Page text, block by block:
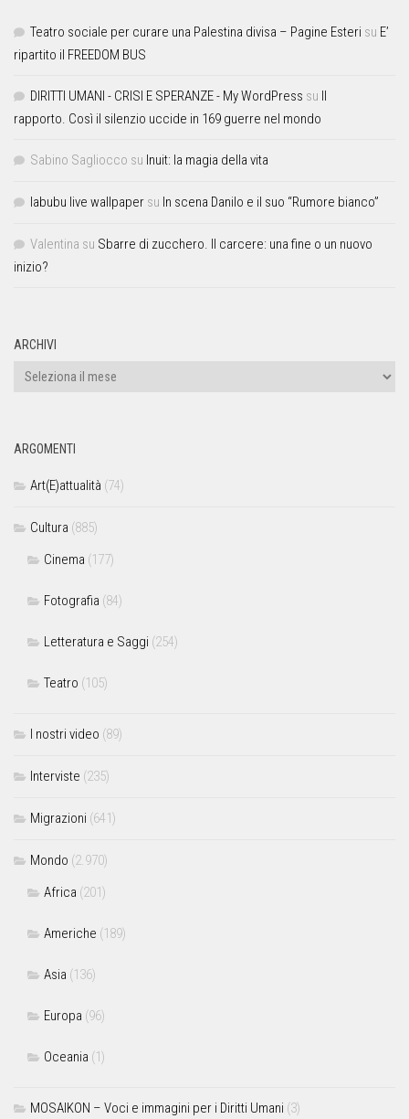
Teatro sociale per curare una Palestina divisa – Pagine Esteri su E’
ripartito il FREEDOM BUS
DIRITTI UMANI - CRISI E SPERANZE - My WordPress su Il
rapporto. Così il silenzio uccide in 169 guerre nel mondo
Sabino Sagliocco su Inuit: la magia della vita
labubu live wallpaper su In scena Danilo e il suo “Rumore bianco”
Valentina su Sbarre di zucchero. Il carcere: una fine o un nuovo
inizio?
ARCHIVI
ARGOMENTI
Art(E)attualità (74)
Cultura (885)
Cinema (177)
Fotografia (84)
Letteratura e Saggi (254)
Teatro (105)
I nostri video (89)
Interviste (235)
Migrazioni (641)
Mondo (2.970)
Africa (201)
Americhe (189)
Asia (136)
Europa (96)
Oceania (1)
MOSAIKON – Voci e immagini per i Diritti Umani (3)